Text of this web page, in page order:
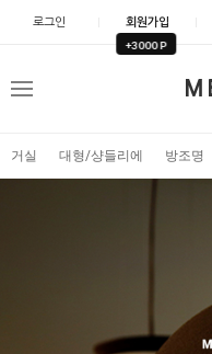
로그인 회원가입
+3000 P
메
거실 대형/샹들리에 방조명